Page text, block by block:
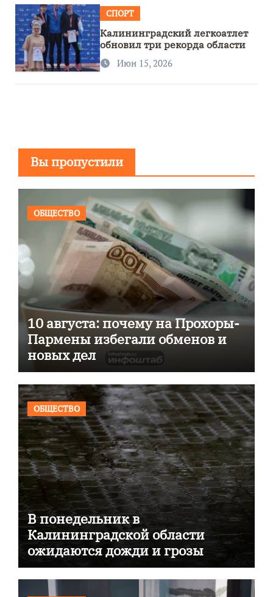
СПОРТ
Калининградский легкоатлет
обновил три рекорда области
Июн 15, 2026
Вы пропустили
ОБЩЕСТВО
10 августа: почему на Прохоры-
Пармены избегали обменов и
новых дел
ОБЩЕСТВО
В понедельник в
Калининградской области
ожидаются дожди и грозы